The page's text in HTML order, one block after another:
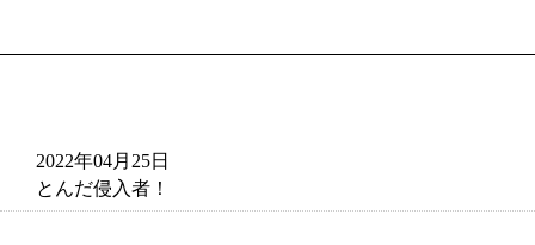
2022年04月25日
とんだ侵入者！